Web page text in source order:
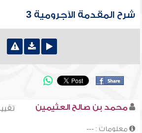
شرح المقدمة الآجرومية 3
محمد بن صالح العثيمين
معلومات : ---